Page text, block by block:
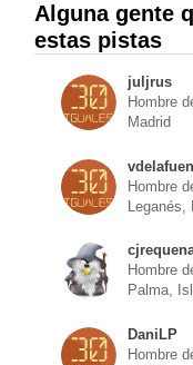
Alguna gente
estas pistas
juljrus
Hombre
Madrid
Hombre
Leganés,
Hombre
Palma,
DaniLP
Hombre